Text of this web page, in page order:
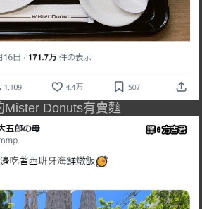
Mister Donuts有賣麵